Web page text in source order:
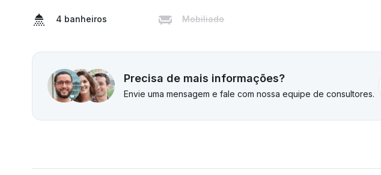
4 banheiros Mobiliado
Precisa de mais informações?
Envie uma mensagem e fale com nossa equipe de consultores.